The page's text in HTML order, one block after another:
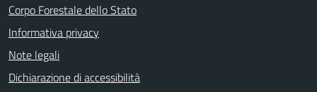
Corpo Forestale dello Stato
Informativa privacy
Note legali
Dichiarazione di accessibilità